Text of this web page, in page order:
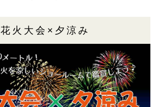
花火大会×夕涼み